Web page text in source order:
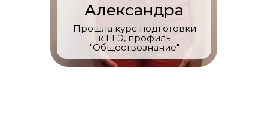
Александра
Прошла курс подготовки
к ЕГЭ, профиль
"Обществознание"